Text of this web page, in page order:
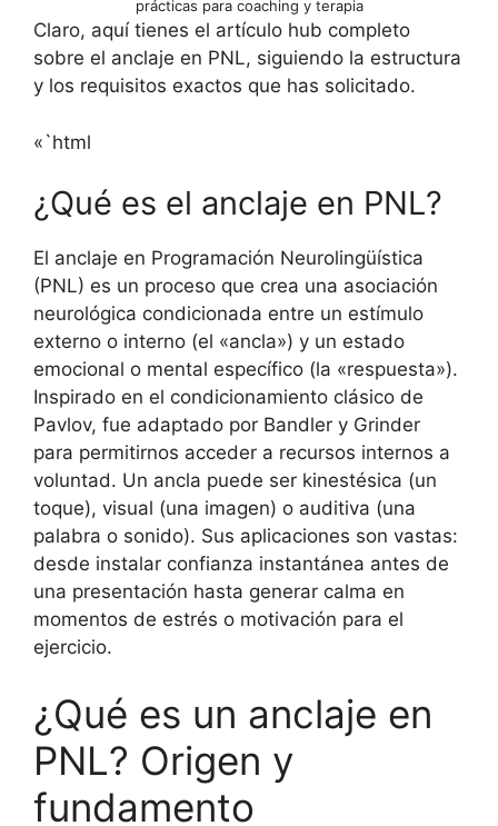
prácticas para coaching y terapia
Claro, aquí tienes el artículo hub completo
sobre el anclaje en PNL, siguiendo la estructura
y los requisitos exactos que has solicitado.
«`html
¿Qué es el anclaje en PNL?
El anclaje en Programación Neurolingüística
(PNL) es un proceso que crea una asociación
neurológica condicionada entre un estímulo
externo o interno (el «ancla») y un estado
emocional o mental específico (la «respuesta»).
Inspirado en el condicionamiento clásico de
Pavlov, fue adaptado por Bandler y Grinder
para permitirnos acceder a recursos internos a
voluntad. Un ancla puede ser kinestésica (un
toque), visual (una imagen) o auditiva (una
palabra o sonido). Sus aplicaciones son vastas:
desde instalar confianza instantánea antes de
una presentación hasta generar calma en
momentos de estrés o motivación para el
ejercicio.
¿Qué es un anclaje en
PNL? Origen y
fundamento